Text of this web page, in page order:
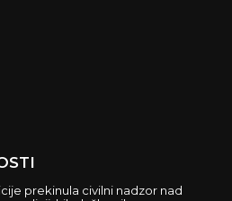
prekinula civilni nadzor nad